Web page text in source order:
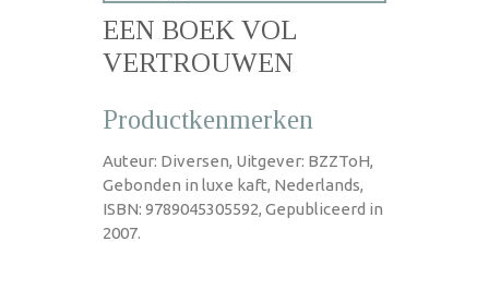
EEN BOEK VOL
VERTROUWEN
Productkenmerken
Auteur: Diversen, Uitgever: BZZToH,
Gebonden in luxe kaft, Nederlands,
ISBN: 9789045305592, Gepubliceerd in
2007.